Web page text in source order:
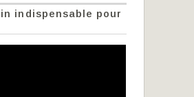
indispensable pour